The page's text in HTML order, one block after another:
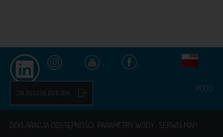
ZALOGUJ SIĘ DO E-BOK
DEKLARACJA DOSTĘPNOŚCI PARAMETRY WODY SERWIS MAP
RODO